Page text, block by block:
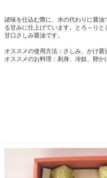
諸味を仕込む際に、水の代わりに醤
る甘みに仕上げています。とろ～り
甘口さしみ醤油です。
オススメの使用方法：さしみ、かけ醤
オススメのお料理：刺身、冷奴、卵か